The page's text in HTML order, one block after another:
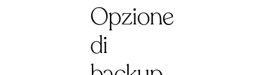
Opzione
di